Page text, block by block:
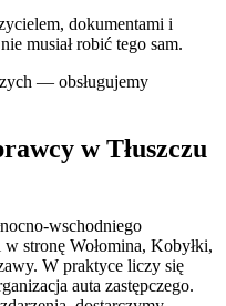
dokumentami i
musiał robić tego sam.
— obsługujemy
w Tłuszczu
wschodniego
stronę Wołomina, Kobyłki,
W praktyce liczy się
auta zastępczego.